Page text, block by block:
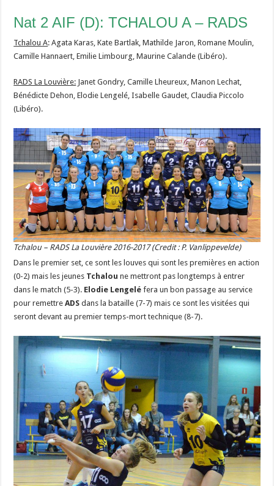
Nat 2 AIF (D): TCHALOU A – RADS
Tchalou A: Agata Karas, Kate Bartlak, Mathilde Jaron, Romane Moulin,
Camille Hannaert, Emilie Limbourg, Maurine Calande (Libéro).
RADS La Louvière: Janet Gondry, Camille Lheureux, Manon Lechat,
Bénédicte Dehon, Elodie Lengelé, Isabelle Gaudet, Claudia Piccolo
(Libéro).
Tchalou – RADS La Louvière 2016-2017 (Credit : P. Vanlippevelde)
Dans le premier set, ce sont les louves qui sont les premières en action
(0-2) mais les jeunes Tchalou ne mettront pas longtemps à entrer
dans le match (5-3). Elodie Lengelé fera un bon passage au service
pour remettreADS dans la bataille (7-7) mais ce sont les visitées qui
seront devant au premier temps-mort technique (8-7).